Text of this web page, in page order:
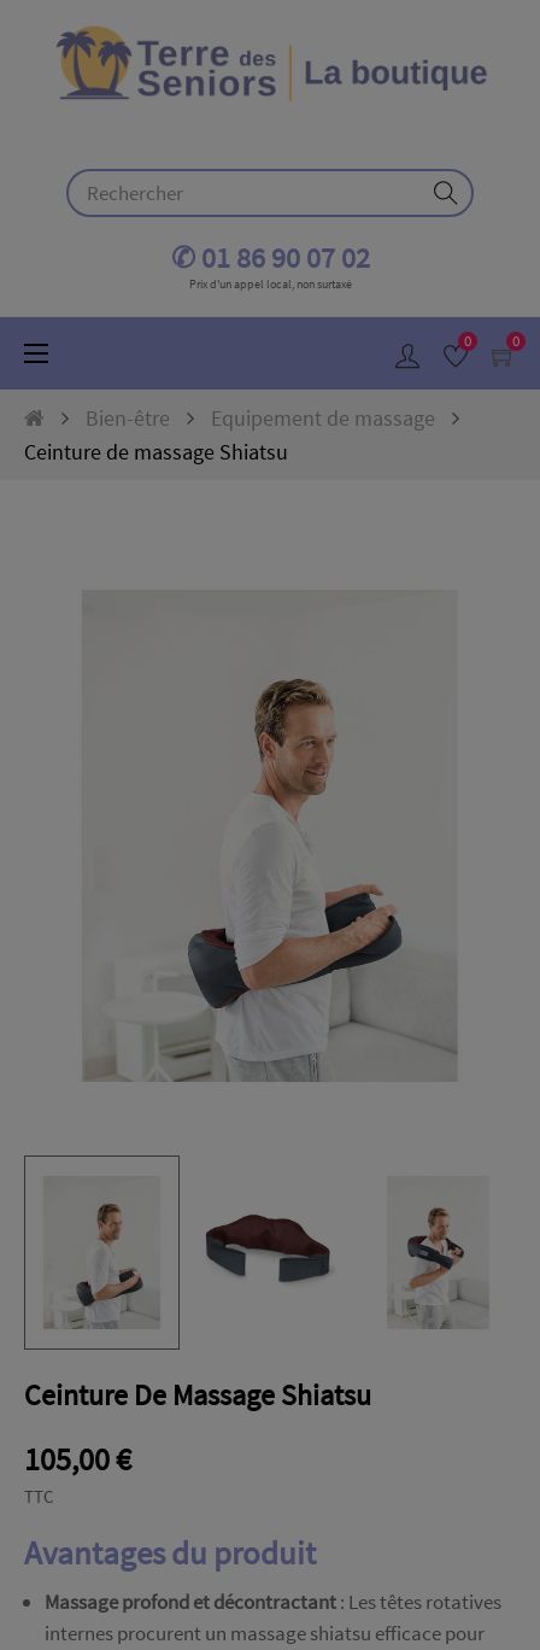
✆ 01 86 90 07 02
Prix d'un appel local, non surtaxé
0 0
Basculer
navigation
☰
Bien-être
Equipement de massage
Ceinture de massage Shiatsu
Ceinture De Massage Shiatsu
105,00 €
TTC
Avantages du produit
Massage profond et décontractant: Les têtes rotatives
internes procurent un massage shiatsu efficace pour